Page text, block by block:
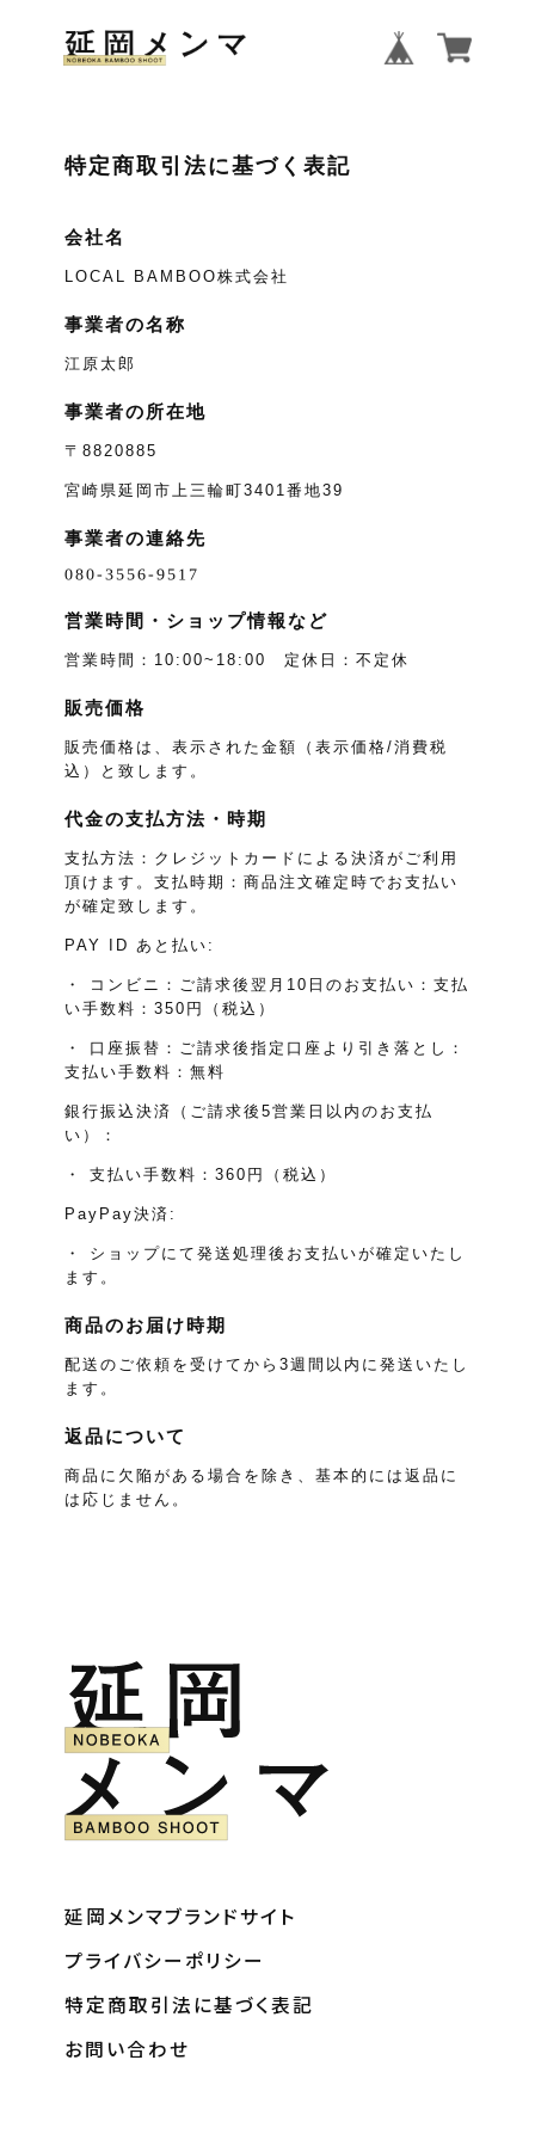
特定商取引法に基づく表記
会社名
LOCAL BAMBOO株式会社
事業者の名称
江原太郎
事業者の所在地
〒8820885
宮崎県延岡市上三輪町3401番地39
事業者の連絡先
営業時間・ショップ情報など
営業時間：10:00~18:00 定休日：不定休
販売価格
販売価格は、表示された金額（表示価格/消費税
込）と致します。
代金の支払方法・時期
支払方法：クレジットカードによる決済がご利用
頂けます。支払時期：商品注文確定時でお支払い
が確定致します。
PAY ID あと払い:
・ コンビニ：ご請求後翌月10日のお支払い：支払
い手数料：350円（税込）
・ 口座振替：ご請求後指定口座より引き落とし：
支払い手数料：無料
銀行振込決済（ご請求後5営業日以内のお支払
い）：
・ 支払い手数料：360円（税込）
PayPay決済:
・ ショップにて発送処理後お支払いが確定いたし
ます。
商品のお届け時期
配送のご依頼を受けてから3週間以内に発送いたし
ます。
返品について
商品に欠陥がある場合を除き、基本的には返品に
は応じません。
延岡メンマブランドサイト
プライバシーポリシー
特定商取引法に基づく表記
お問い合わせ